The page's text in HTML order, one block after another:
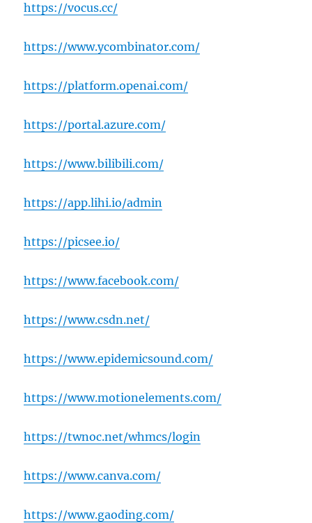
https://vocus.cc/
https://www.ycombinator.com/
https://platform.openai.com/
https://portal.azure.com/
https://www.bilibili.com/
https://app.lihi.io/admin
https://picsee.io/
https://www.facebook.com/
https://www.csdn.net/
https://www.epidemicsound.com/
https://www.motionelements.com/
https://twnoc.net/whmcs/login
https://www.canva.com/
https://www.gaoding.com/